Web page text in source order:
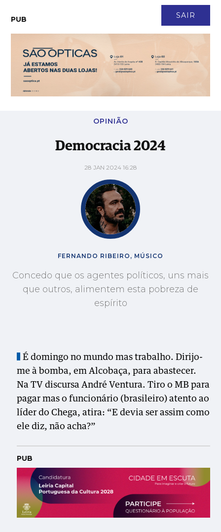
SAIR
PUB
Democracia 2024
OPINIÃO
Democracia 2024
28 JAN 2024 16:28
FERNANDO RIBEIRO, MÚSICO
Concedo que os agentes políticos, uns mais
que outros, alimentem esta pobreza de
espírito
É domingo no mundo mas trabalho. Dirijo-
me à bomba, em Alcobaça, para abastecer.
Na TV discursa André Ventura. Tiro o MB para
pagar mas o funcionário (brasileiro) atento ao
líder do Chega, atira: “E devia ser assim como
ele diz, não acha?”
PUB